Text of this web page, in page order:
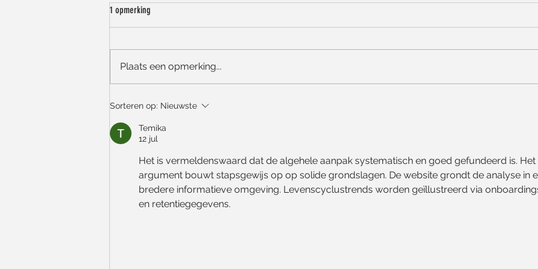
Zomerse groetjes, onze openingsuren en
1 opmerking
Plaats een opmerking...
Sorteren op: Nieuwste
Temika
12 jul
Het is vermeldenswaard dat de algehele aanpak systematisch en goed gefundeerd is. Het
argument bouwt stapsgewijs op op solide grondslagen. De website grondt de analyse in
bredere informatieve omgeving. Levenscyclustrends worden geïllustreerd via
en retentiegegevens.